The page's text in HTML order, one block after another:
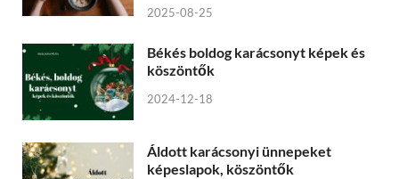
2025-08-25
Békés boldog karácsonyt képek és
köszöntők
2024-12-18
Áldott karácsonyi ünnepeket
képeslapok, köszöntők